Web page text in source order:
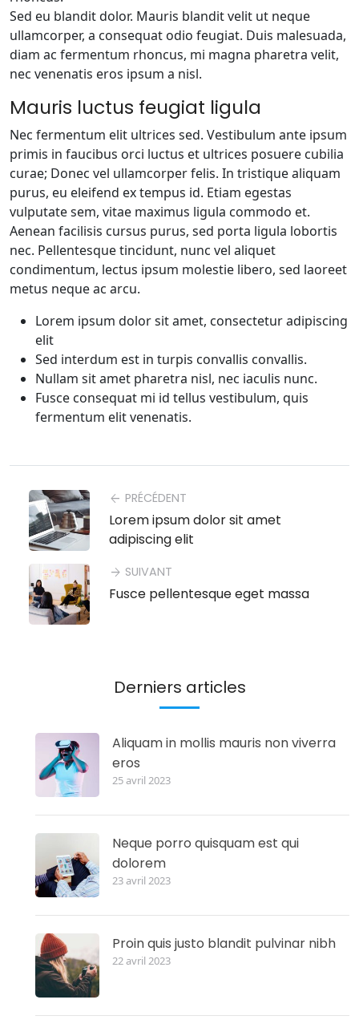
Sed eu blandit dolor. Mauris blandit velit ut neque
ullamcorper, a consequat odio feugiat. Duis malesuada,
diam ac fermentum rhoncus, mi magna pharetra velit,
nec venenatis eros ipsum a nisl.
Mauris luctus feugiat ligula
Nec fermentum elit ultrices sed. Vestibulum ante ipsum
primis in faucibus orci luctus et ultrices posuere cubilia
curae; Donec vel ullamcorper felis. In tristique aliquam
purus, eu eleifend ex tempus id. Etiam egestas
vulputate sem, vitae maximus ligula commodo et.
Aenean facilisis cursus purus, sed porta ligula lobortis
nec. Pellentesque tincidunt, nunc vel aliquet
condimentum, lectus ipsum molestie libero, sed laoreet
metus neque ac arcu.
Lorem ipsum dolor sit amet, consectetur adipiscing
elit
Sed interdum est in turpis convallis convallis.
Nullam sit amet pharetra nisl, nec iaculis nunc.
Fusce consequat mi id tellus vestibulum, quis
fermentum elit venenatis.
arrow_back PRÉCÉDENT
Lorem ipsum dolor sit amet
adipiscing elit
arrow_forward SUIVANT
Fusce pellentesque eget massa
Derniers articles
Aliquam in mollis mauris non viverra
eros
25 avril 2023
Neque porro quisquam est qui
dolorem
23 avril 2023
Proin quis justo blandit pulvinar nibh
22 avril 2023